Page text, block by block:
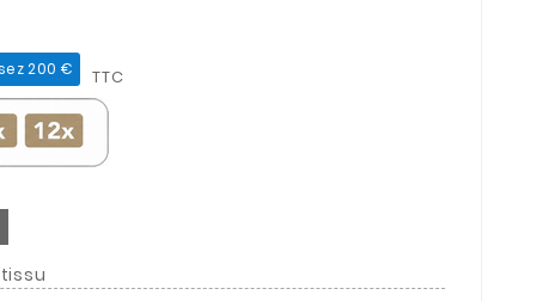
200 € TTC